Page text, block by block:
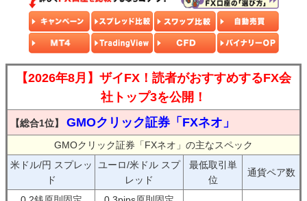
【2026年8月】ザイFX！読者がおすすめするFX会
社トップ3を公開！
【総合1位】 GMOクリック証券「FXネオ」
GMOクリック証券「FXネオ」の主なスペック
米ドル/円 スプレッ
ド
ユーロ/米ドル スプ
レッド
最低取引単
位
通貨ペア数